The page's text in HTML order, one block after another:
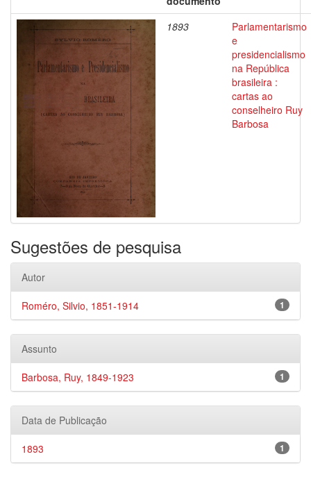
1893
Parlamentarismo
e
presidencialismo
na República
brasileira :
cartas ao
conselheiro Ruy
Barbosa
Sugestões de pesquisa
Autor
1
Roméro, Silvio, 1851-1914
Assunto
1
Barbosa, Ruy, 1849-1923
Data de Publicação
1
1893